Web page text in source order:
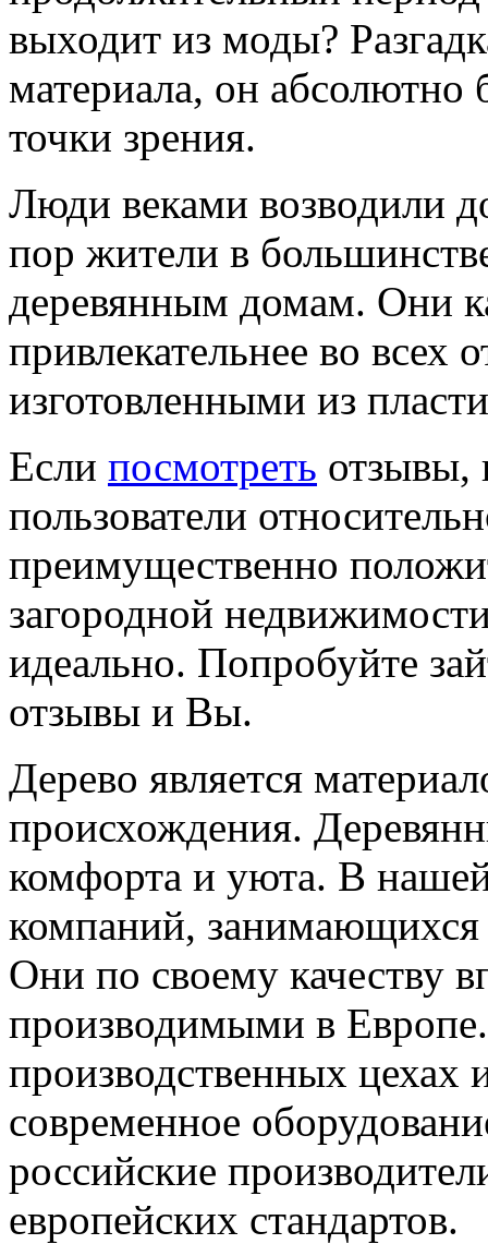
выходит из моды?
материала, он абсолютно
точки зрения.
Люди веками возводили
пор жители в
деревянным домам. Они
привлекательнее во всех
изготовленными из
Если посмотреть отзывы,
пользователи
преимущественно
загородной
идеально. Попробуйте
отзывы и Вы.
Дерево является
происхождения.
комфорта и уюта. В
компаний, занимающихся
Они по своему качеству
производимыми в
производственных цехах
современное
российские
европейских стандартов.